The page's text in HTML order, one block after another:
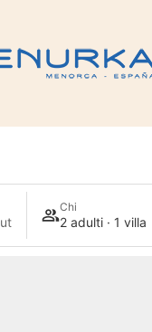
Chi
2 adulti · 1 villa